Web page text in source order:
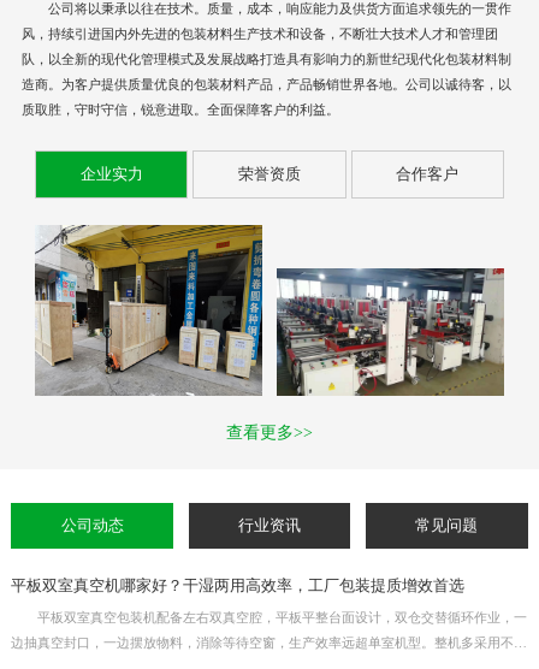
公司将以秉承以往在技术。质量，成本，响应能力及供货方面追求领先的一贯作
风，持续引进国内外先进的包装材料生产技术和设备，不断壮大技术人才和管理团
队，以全新的现代化管理模式及发展战略打造具有影响力的新世纪现代化包装材料制
造商。为客户提供质量优良的包装材料产品，产品畅销世界各地。公司以诚待客，以
质取胜，守时守信，锐意进取。全面保障客户的利益。
企业实力 荣誉资质 合作客户
查看更多>>
公司动态 行业资讯 常见问题
平板双室真空机哪家好？干湿两用高效率，工厂包装提质增效首选
平板双室真空包装机配备左右双真空腔，平板平整台面设计，双仓交替循环作业，一
边抽真空封口，一边摆放物料，消除等待空窗，生产效率远超单室机型。整机多采用不锈